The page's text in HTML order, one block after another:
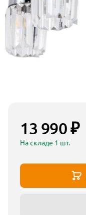
13 990 ₽
На складе 1 шт.